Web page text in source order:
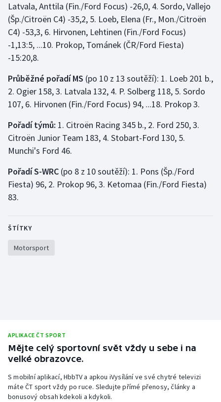
Motorsport
Olympijské hry
Parasport
Plavání
Plážový volejbal
Ragby
Rychlobruslení
Rychlostní kanoistika
Short track
Sportovní střelba
Stolní tenis
Volejbal
Latvala, Anttila (Fin./Ford Focus) -26,0, 4. Sordo, Vallejo
(Šp./Citroën C4) -35,2, 5. Loeb, Elena (Fr., Mon./Citroën
C4) -53,3, 6. Hirvonen, Lehtinen (Fin./Ford Focus)
-1,13:5, ...10. Prokop, Tománek (ČR/Ford Fiesta)
-15:20,8.
Průběžné pořadí MS (po 10 z 13 soutěží): 1. Loeb 201 b.,
2. Ogier 158, 3. Latvala 132, 4. P. Solberg 118, 5. Sordo
107, 6. Hirvonen (Fin./Ford Focus) 94, ...18. Prokop 3.
Pořadí týmů: 1. Citroën Racing 345 b., 2. Ford 250, 3.
Citroën Junior Team 183, 4. Stobart-Ford 130, 5.
Munchi's Ford 46.
Pořadí S-WRC (po 8 z 10 soutěží): 1. Pons (Šp./Ford
Fiesta) 96, 2. Prokop 96, 3. Ketomaa (Fin./Ford Fiesta)
83.
ŠTÍTKY
Motorsport
APLIKACE ČT SPORT
Mějte celý sportovní svět vždy u sebe i na
velké obrazovce.
S mobilní aplikací, HbbTV a apkou iVysílání ve své chytré televizi
máte ČT sport vždy po ruce. Sledujte přímé přenosy, články a
bonusový obsah kdekoli a kdykoli.